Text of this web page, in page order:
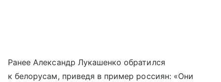
Ранее Александр Лукашенко обратился
к белорусам, приведя в пример россиян: «Они